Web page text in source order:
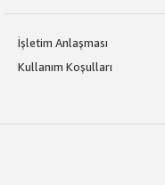
İşletim Anlaşması
Kullanım Koşulları